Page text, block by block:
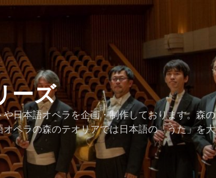
ーズ
日本語オペラを企画・制作しております。森の
ペラの森のテオリアでは日本語の「うた」を大